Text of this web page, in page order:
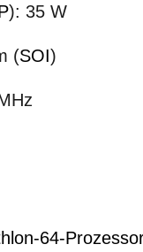
): 35 W
(SOI)
64-